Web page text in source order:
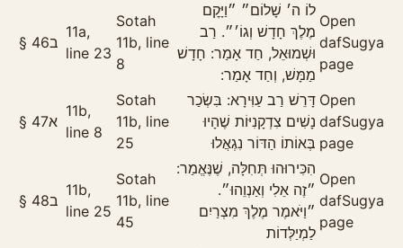
§ 46ב
11a,
line 23
Sotah
11b, line
8
לוֹ ה׳ שָׁלוֹם״ ״וַיָּקׇם
מֶלֶךְ חָדָשׁ וְגוֹ׳״. רַב
וּשְׁמוּאֵל, חַד אָמַר: חָדָשׁ
מַמָּשׁ, וְחַד אָמַר:
Open
dafSugya
page
§ 47א
11b,
line 8
Sotah
11b, line
25
דָּרֵשׁ רַב עַוִּירָא: בִּשְׂכַר
נָשִׁים צִדְקָנִיּוֹת שֶׁהָיוּ
בְּאוֹתוֹ הַדּוֹר נִגְאֲלוּ
Open
dafSugya
page
§ 48ב
11b,
line 25
Sotah
11b, line
45
הִכִּירוּהוּ תְּחִלָּה, שֶׁנֶּאֱמַר:
״זֶה אֵלִי וְאַנְוֵהוּ״.
״וַיֹּאמֶר מֶלֶךְ מִצְרַיִם
לַמְיַלְּדוֹת
Open
dafSugya
page